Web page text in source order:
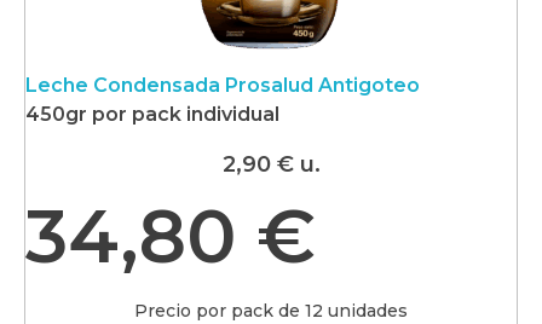
Leche Condensada Prosalud Antigoteo
450gr por pack individual
2,90 €u.
34,80 €
Precio por pack de 12 unidades